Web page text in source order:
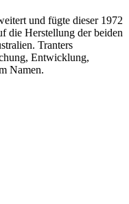
und fügte dieser 1972
die Herstellung der beiden
Tranters
Entwicklung,
Namen.